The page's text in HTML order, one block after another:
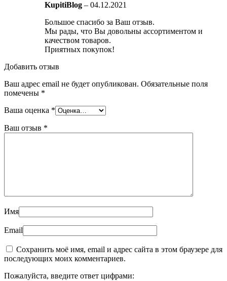
KupitiBlog – 04.12.2021
Большое спасибо за Ваш отзыв.
Мы рады, что Вы довольны ассортиментом и
качеством товаров.
Приятных покупок!
Добавить отзыв
Ваш адрес email не будет опубликован. Обязательные поля
помечены *
Ваша оценка *
Ваш отзыв *
Имя
Email
Сохранить моё имя, email и адрес сайта в этом браузере для
последующих моих комментариев.
Пожалуйста, введите ответ цифрами: